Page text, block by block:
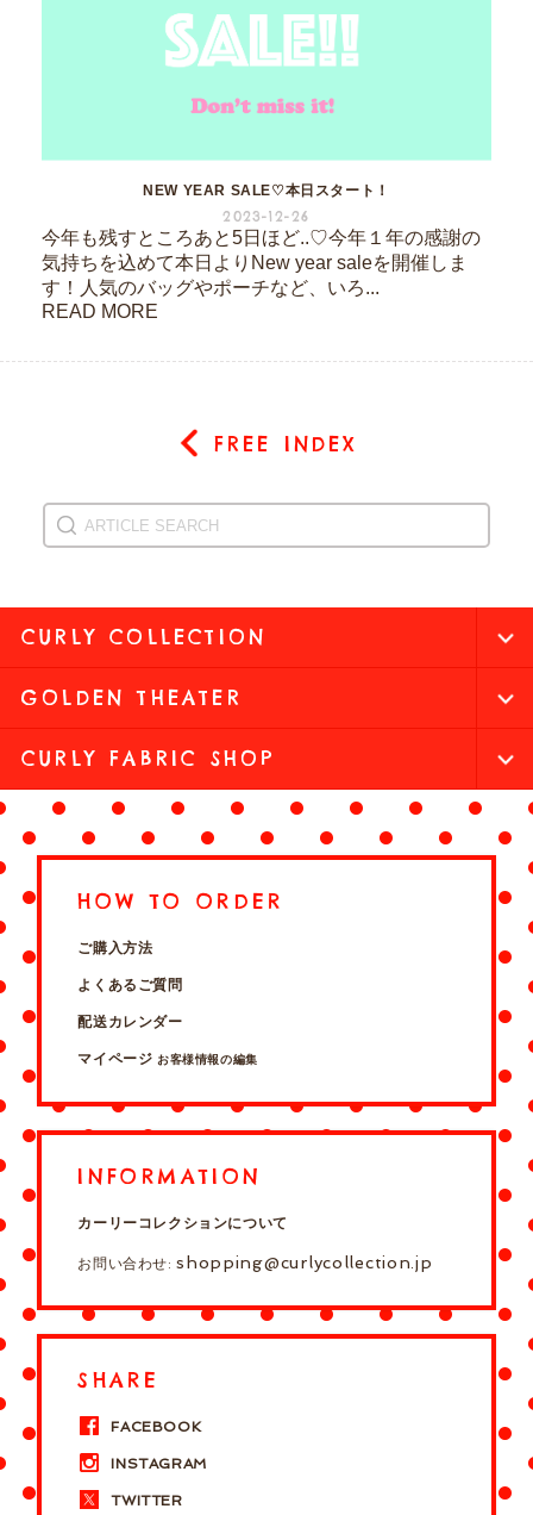
NEW YEAR SALE♡本日スタート！
2023-12-26
今年も残すところあと5日ほど..♡今年１年の感謝の
気持ちを込めて本日よりNew year saleを開催しま
す！人気のバッグやポーチなど、いろ...
READ MORE
FREE INDEX
CURLY COLLECTION
GOLDEN THEATER
CURLY FABRIC SHOP
HOW TO ORDER
ご購入方法
よくあるご質問
配送カレンダー
マイページ お客様情報の編集
INFORMATION
カーリーコレクションについて
お問い合わせ:shopping@curlycollection.jp
SHARE
FACEBOOK
INSTAGRAM
TWITTER